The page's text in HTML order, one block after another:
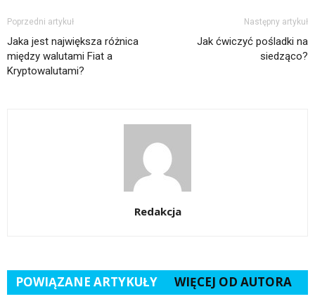
Poprzedni artykuł
Jaka jest największa różnica
między walutami Fiat a
Kryptowalutami?
Następny artykuł
Jak ćwiczyć pośladki na
siedząco?
Redakcja
POWIĄZANE ARTYKUŁY WIĘCEJ OD AUTORA